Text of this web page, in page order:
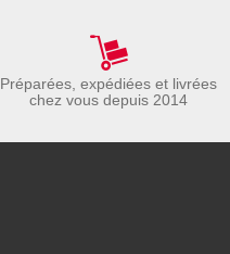
Préparées, expédiées et livrées
chez vous depuis 2014